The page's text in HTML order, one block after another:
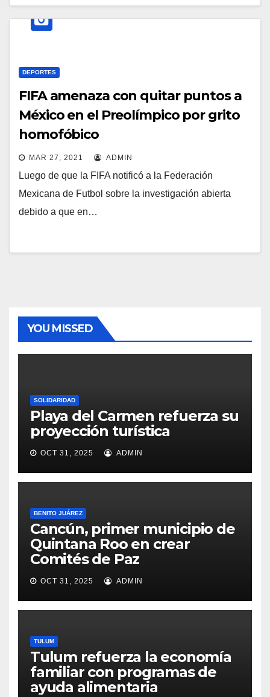
DEPORTES
FIFA amenaza con quitar puntos a
México en el Preolímpico por grito
homofóbico
MAR 27, 2021 ADMIN
Luego de que la FIFA notificó a la Federación
Mexicana de Futbol sobre la investigación abierta
debido a que en…
YOU MISSED
SOLIDARIDAD
Playa del Carmen refuerza su
proyección turística
OCT 31, 2025 ADMIN
BENITO JUÁREZ
Cancún, primer municipio de
Quintana Roo en crear
Comités de Paz
OCT 31, 2025 ADMIN
TULUM
Tulum refuerza la economía
familiar con programas de
ayuda alimentaria